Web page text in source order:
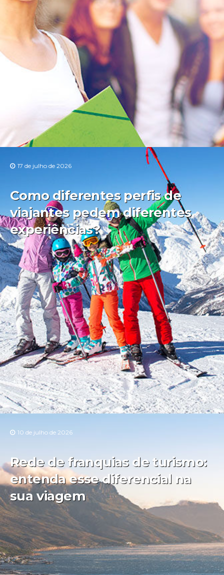
17 de julho de 2026
Como diferentes perfis de
viajantes pedem diferentes
experiências?
10 de julho de 2026
Rede de franquias de turismo:
entenda esse diferencial na
sua viagem